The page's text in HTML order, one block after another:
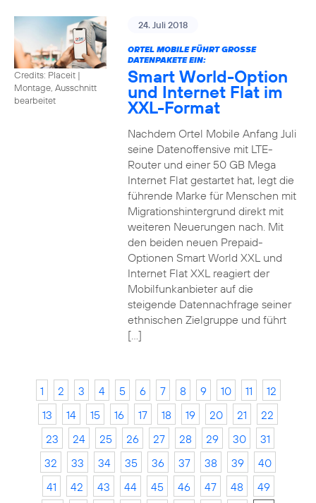
Credits: Placeit |
Montage, Ausschnitt
bearbeitet
24. Juli 2018
ORTEL MOBILE FÜHRT GROSSE D
ATENPAKETE EIN:
Smart World-Option
und Internet Flat im
XXL-Format
Nachdem Ortel Mobile Anfang Juli
seine Datenoffensive mit LTE-
Router und einer 50 GB Mega
Internet Flat gestartet hat, legt die
führende Marke für Menschen mit
Migrationshintergrund direkt mit
weiteren Neuerungen nach. Mit
den beiden neuen Prepaid-
Optionen Smart World XXL und
Internet Flat XXL reagiert der
Mobilfunkanbieter auf die
steigende Datennachfrage seiner
ethnischen Zielgruppe und führt
[…]
1 2 3 4 5 6 7 8 9 10 11
12
13
14 15 16 17 18 19 20 21
22
23
24 25 26 27 28 29 30
31
32
33 34 35 36 37 38 39
40
41
42 43 44 45 46 47 48
49